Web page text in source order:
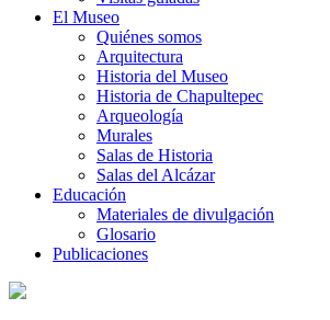
El Museo
Quiénes somos
Arquitectura
Historia del Museo
Historia de Chapultepec
Arqueología
Murales
Salas de Historia
Salas del Alcázar
Educación
Materiales de divulgación
Glosario
Publicaciones